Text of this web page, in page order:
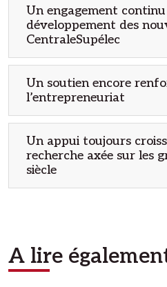
Un engagement
développement des
CentraleSupélec
Un soutien encore
l’entrepreneuriat
Un appui toujours
recherche axée sur les
siècle
A lire